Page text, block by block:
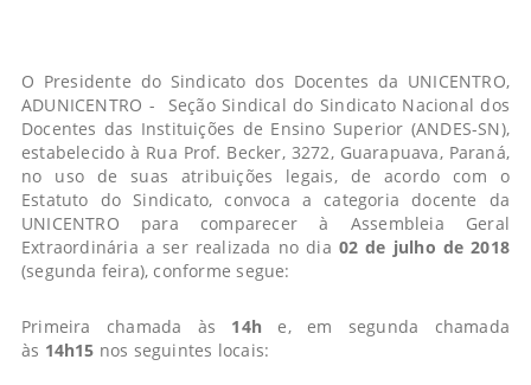
O Presidente do Sindicato dos Docentes da UNICENTRO,
ADUNICENTRO - Seção Sindical do Sindicato Nacional dos
Docentes das Instituições de Ensino Superior (ANDES-SN),
estabelecido à Rua Prof. Becker, 3272, Guarapuava, Paraná,
no uso de suas atribuições legais, de acordo com o
Estatuto do Sindicato, convoca a categoria docente da
UNICENTRO para comparecer à Assembleia Geral
Extraordinária a ser realizada no dia 02 de julho de 2018
(segunda feira), conforme segue:
Primeira chamada às 14h e, em segunda chamada
às 14h15 nos seguintes locais: